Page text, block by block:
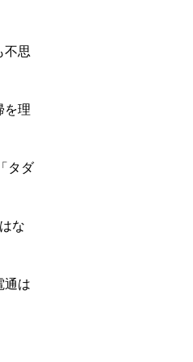
不思
を理
タダ
な
通は